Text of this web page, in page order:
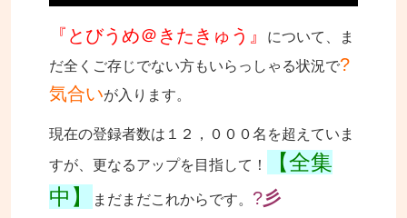
『とびうめ＠きたきゅう』
について、ま
だ全くご存じでない方もいらっしゃる状況で?
気合いが入ります。
現在の登録者数は１２，０００名を超えていま
すが、更なるアップを目指して！
【全集
中】
まだまだこれからです。 ?彡